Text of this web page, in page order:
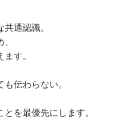
通認識。
す。
伝わらない。
を最優先にします。